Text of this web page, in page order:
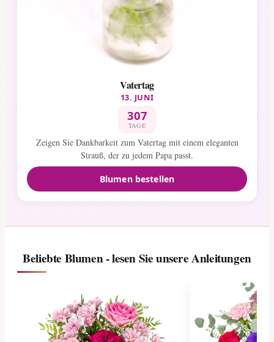
Vatertag
13. JUNI
307
TAGE
Zeigen Sie Dankbarkeit zum Vatertag mit einem eleganten
Strauß, der zu jedem Papa passt.
Blumen bestellen
Beliebte Blumen - lesen Sie unsere Anleitungen